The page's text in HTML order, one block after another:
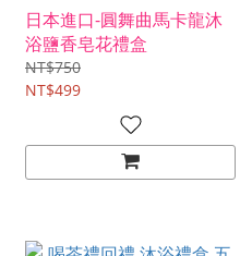
日本進口-圓舞曲馬卡龍沐
浴鹽香皂花禮盒
NT$750
NT$499